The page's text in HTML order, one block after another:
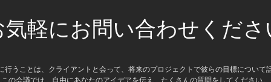
気軽にお問い合わせくださ
行うことは、クライアントと会って、将来のプロジェクトで彼らの目標について
この会議では、自由にあなたのアイデアを伝え、たくさんの質問をしてください。